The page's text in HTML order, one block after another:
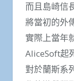
而且島崎信
將當初的外
實際上當年
AliceSoft起
對於蘭斯系